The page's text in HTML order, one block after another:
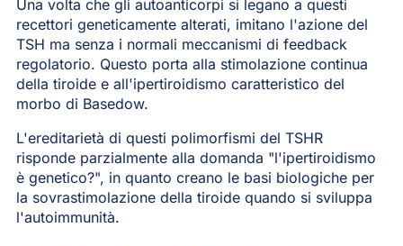
Una volta che gli autoanticorpi si legano a questi
recettori geneticamente alterati, imitano l'azione del
TSH ma senza i normali meccanismi di feedback
regolatorio. Questo porta alla stimolazione continua
della tiroide e all'ipertiroidismo caratteristico del
morbo di Basedow.
L'ereditarietà di questi polimorfismi del TSHR
risponde parzialmente alla domanda "l'ipertiroidismo
è genetico?", in quanto creano le basi biologiche per
la sovrastimolazione della tiroide quando si sviluppa
l'autoimmunità.